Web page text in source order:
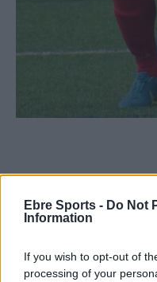
Ebre Sports - Do Not
Information
If you wish to opt-out of
processing of your